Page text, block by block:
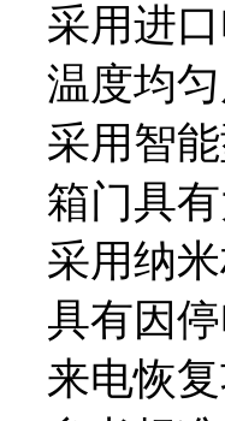
采用进
温度均
采用智
箱门具
采用纳
具有因
来电恢